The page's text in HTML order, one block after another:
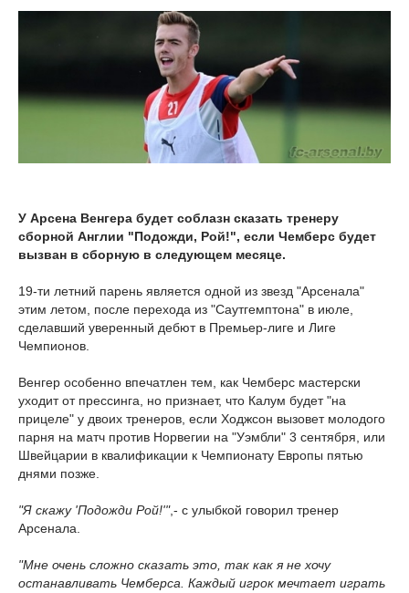
У Арсена Венгера будет соблазн сказать тренеру
сборной Англии "Подожди, Рой!", если Чемберс будет
вызван в сборную в следующем месяце.
19-ти летний парень является одной из звезд "Арсенала"
этим летом, после перехода из "Саутгемптона" в июле,
сделавший уверенный дебют в Премьер-лиге и Лиге
Чемпионов.
Венгер особенно впечатлен тем, как Чемберс мастерски
уходит от прессинга, но признает, что Калум будет "на
прицеле" у двоих тренеров, если Ходжсон вызовет молодого
парня на матч против Норвегии на "Уэмбли" 3 сентября, или
Швейцарии в квалификации к Чемпионату Европы пятью
днями позже.
"Я скажу 'Подожди Рой!'",- с улыбкой говорил тренер
Арсенала.
"Мне очень сложно сказать это, так как я не хочу
останавливать Чемберса. Каждый игрок мечтает играть